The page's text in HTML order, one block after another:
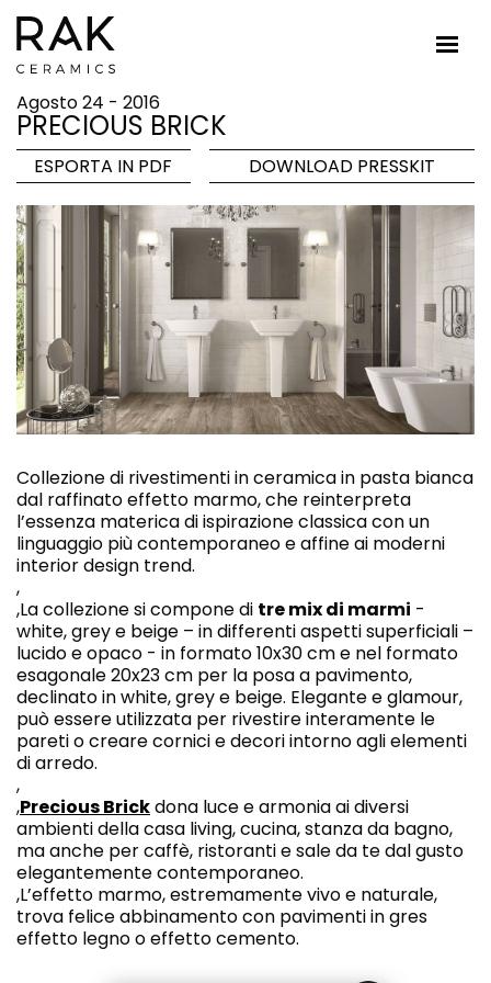
Agosto 24 - 2016
PRECIOUS BRICK
ESPORTA IN PDF DOWNLOAD PRESSKIT
Collezione di rivestimenti in ceramica in pasta bianca
dal raffinato effetto marmo, che reinterpreta
l’essenza materica di ispirazione classica con un
linguaggio più contemporaneo e affine ai moderni
interior design trend.
,
,La collezione si compone di tre mix di marmi -
white, grey e beige – in differenti aspetti superficiali –
lucido e opaco - in formato 10x30 cm e nel formato
esagonale 20x23 cm per la posa a pavimento,
declinato in white, grey e beige. Elegante e glamour,
può essere utilizzata per rivestire interamente le
pareti o creare cornici e decori intorno agli elementi
di arredo.
,
,Precious Brickdona luce e armonia ai diversi
ambienti della casa living, cucina, stanza da bagno,
ma anche per caffè, ristoranti e sale da te dal gusto
elegantemente contemporaneo.
,L’effetto marmo, estremamente vivo e naturale,
trova felice abbinamento con pavimenti in gres
effetto legno o effetto cemento.